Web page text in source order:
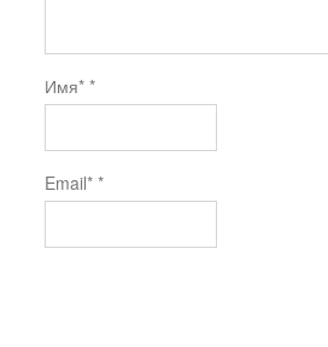
Имя**
Email**